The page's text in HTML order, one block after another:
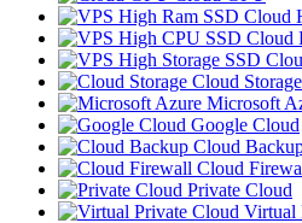
SSD Cloud
SSD Cloud
SSD
Cloud Storage
Microsoft
Google Cloud
Cloud
Cloud
Private Cloud
Virtual